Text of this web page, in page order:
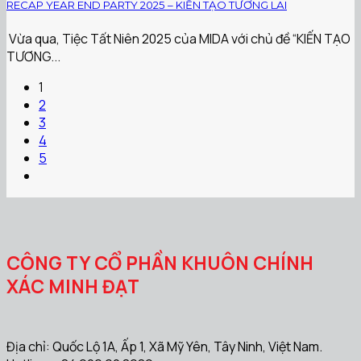
RECAP YEAR END PARTY 2025 – KIẾN TẠO TƯƠNG LAI
️ Vừa qua, Tiệc Tất Niên 2025 của MIDA với chủ đề “KIẾN TẠO
TƯƠNG...
1
2
3
4
5
CÔNG TY CỔ PHẦN KHUÔN CHÍNH
XÁC MINH ĐẠT
Địa chỉ: Quốc Lộ 1A, Ấp 1, Xã Mỹ Yên, Tây Ninh, Việt Nam.